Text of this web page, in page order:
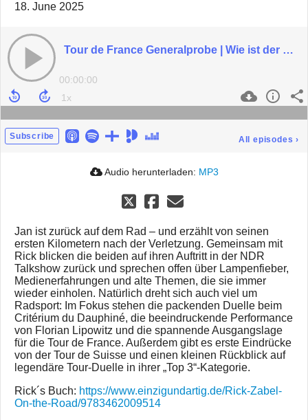
18. June 2025
Tour de France Generalprobe | Wie ist der aktuelle Stand der Favoriten?
00:00:00
Subscribe All episodes ›
Audio herunterladen: MP3
Jan ist zurück auf dem Rad – und erzählt von seinen
ersten Kilometern nach der Verletzung. Gemeinsam mit
Rick blicken die beiden auf ihren Auftritt in der NDR
Talkshow zurück und sprechen offen über Lampenfieber,
Medienerfahrungen und alte Themen, die sie immer
wieder einholen. Natürlich dreht sich auch viel um
Radsport: Im Fokus stehen die packenden Duelle beim
Critérium du Dauphiné, die beeindruckende Performance
von Florian Lipowitz und die spannende Ausgangslage
für die Tour de France. Außerdem gibt es erste Eindrücke
von der Tour de Suisse und einen kleinen Rückblick auf
legendäre Tour-Duelle in ihrer „Top 3“-Kategorie.
Rick´s Buch: https://www.einzigundartig.de/Rick-Zabel-
On-the-Road/9783462009514